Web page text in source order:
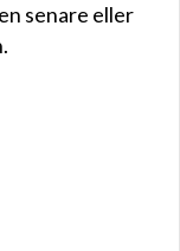
senare eller